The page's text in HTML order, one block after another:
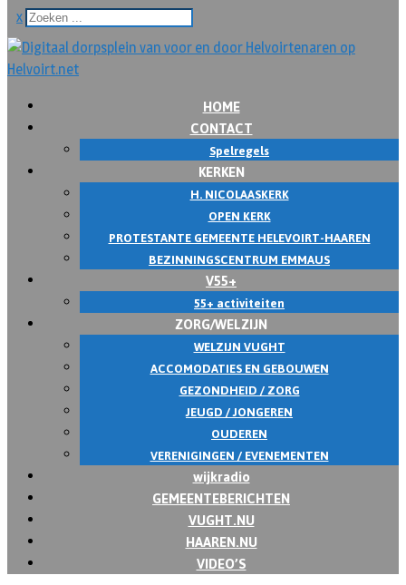
x
HOME
CONTACT
Spelregels
KERKEN
H. NICOLAASKERK
OPEN KERK
PROTESTANTE GEMEENTE HELEVOIRT-HAAREN
BEZINNINGSCENTRUM EMMAUS
V55+
55+ activiteiten
ZORG/WELZIJN
WELZIJN VUGHT
ACCOMODATIES EN GEBOUWEN
GEZONDHEID / ZORG
JEUGD / JONGEREN
OUDEREN
VERENIGINGEN / EVENEMENTEN
wijkradio
GEMEENTEBERICHTEN
VUGHT.NU
HAAREN.NU
VIDEO’S